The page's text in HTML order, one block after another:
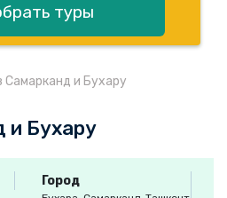
туры
Самарканд и Бухару
и Бухару
Город